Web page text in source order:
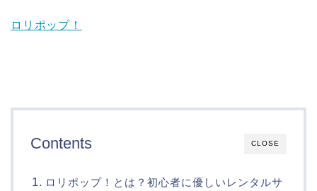
ロリポップ！
CLOSE
Contents
ロリポップ！とは？初心者に優しいレンタルサ